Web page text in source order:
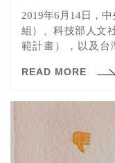
2019年6月14日，
組）、科技部人文
範計畫），以及台
READ MORE